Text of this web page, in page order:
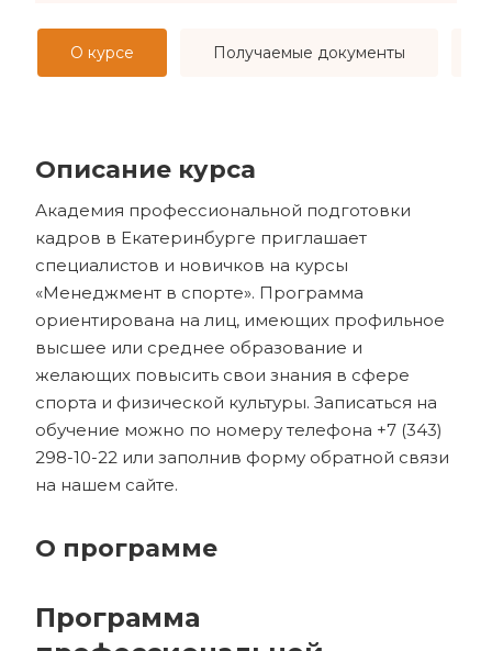
О курсе Получаемые документы
Описание курса
Академия профессиональной подготовки
кадров в Екатеринбурге приглашает
специалистов и новичков на курсы
«Менеджмент в спорте». Программа
ориентирована на лиц, имеющих профильное
высшее или среднее образование и
желающих повысить свои знания в сфере
спорта и физической культуры. Записаться на
обучение можно по номеру телефона +7 (343)
298-10-22 или заполнив форму обратной связи
на нашем сайте.
О программе
Программа